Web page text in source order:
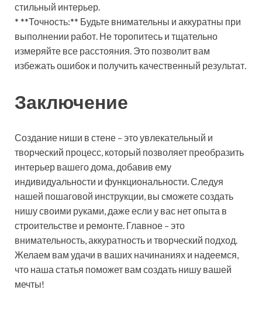
стильный интерьер.
* **Точность:** Будьте внимательны и аккуратны при
выполнении работ. Не торопитесь и тщательно
измеряйте все расстояния. Это позволит вам
избежать ошибок и получить качественный результат.
Заключение
Создание ниши в стене – это увлекательный и
творческий процесс, который позволяет преобразить
интерьер вашего дома, добавив ему
индивидуальности и функциональности. Следуя
нашей пошаговой инструкции, вы сможете создать
нишу своими руками, даже если у вас нет опыта в
строительстве и ремонте. Главное – это
внимательность, аккуратность и творческий подход.
Желаем вам удачи в ваших начинаниях и надеемся,
что наша статья поможет вам создать нишу вашей
мечты!